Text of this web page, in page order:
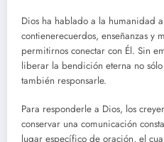
Dios ha hablado a la humanidad
contienerecuerdos, enseñanzas y
permitirnos conectar con Él. Sin
liberar la bendición eterna no
también responsarle.
Para responderle a Dios, los
conservar una comunicación
lugar específico de oración, el